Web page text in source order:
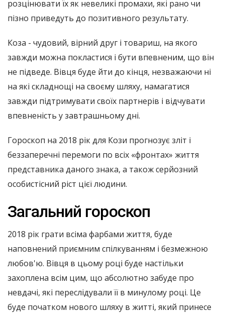
розцінювати їх як невеликі промахи, які рано чи
пізно приведуть до позитивного результату.
Коза - чудовий, вірний друг і товариш, на якого
завжди можна покластися і бути впевненим, що він
не підведе. Вівця буде йти до кінця, незважаючи ні
на які складнощі на своєму шляху, намагатися
завжди підтримувати своїх партнерів і відчувати
впевненість у завтрашньому дні.
Гороскоп на 2018 рік для Кози прогнозує зліт і
беззаперечні перемоги по всіх «фронтах» життя
представника даного знака, а також серйозний
особистісний ріст цієї людини.
Загальний гороскоп
2018 рік грати всіма фарбами життя, буде
наповнений приємним спілкуванням і безмежною
любов'ю. Вівця в цьому році буде настільки
захоплена всім цим, що абсолютно забуде про
невдачі, які переслідували її в минулому році. Це
буде початком нового шляху в житті, який принесе